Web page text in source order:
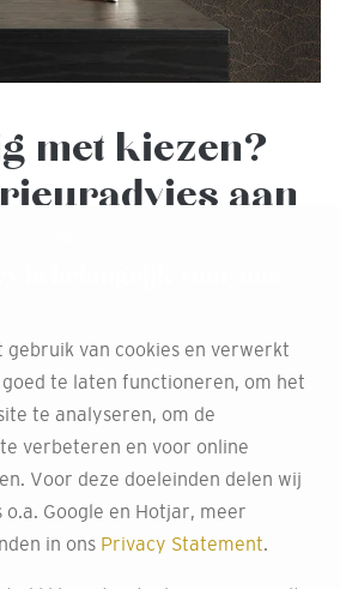
met kiezen?
aan
in Oudenbosch helpen je graag bij
keuze die het beste past bij jouw
bekijken je ruimte, luisteren naar je
advies op maat. Maak
deze service.
gebruik van cookies en verwerkt
te laten functioneren, om het
te analyseren, om de
verbeteren en voor online
Voor deze doeleinden delen wij
Google en Hotjar, meer
in ons Privacy Statement.